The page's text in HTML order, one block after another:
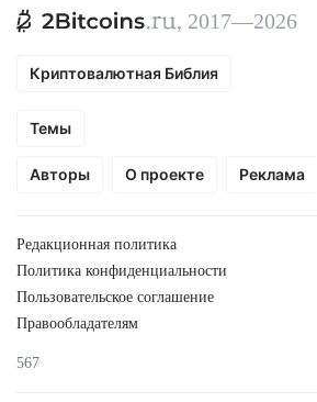
, 2017—2026
Криптовалютная Библия
Темы
Авторы О проекте Реклама
Редакционная политика
Политика конфиденциальности
Пользовательское соглашение
Правообладателям
567